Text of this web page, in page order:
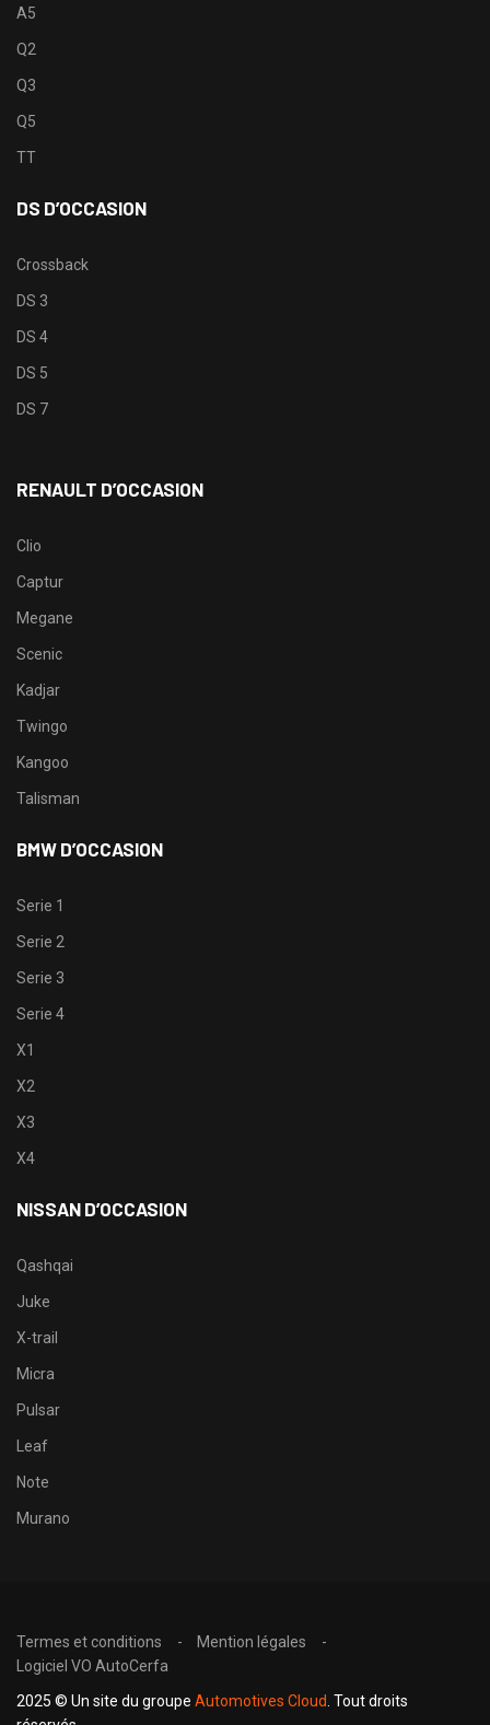
A5
Q2
Q3
Q5
TT
DS D’OCCASION
Crossback
DS 3
DS 4
DS 5
DS 7
RENAULT D’OCCASION
Clio
Captur
Megane
Scenic
Kadjar
Twingo
Kangoo
Talisman
BMW D’OCCASION
Serie 1
Serie 2
Serie 3
Serie 4
X1
X2
X3
X4
NISSAN D’OCCASION
Qashqai
Juke
X-trail
Micra
Pulsar
Leaf
Note
Murano
Termes et conditions
Mention légales
Logiciel VO AutoCerfa
2025 © Un site du groupe Automotives Cloud . Tout droits